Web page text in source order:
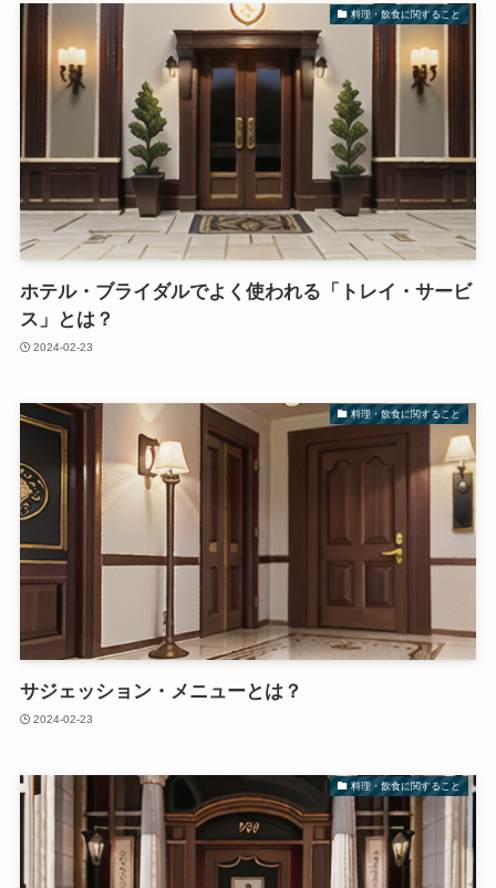
料理・飲食に関すること
ホテル・ブライダルでよく使われる「トレイ・サービ
ス」とは？
2024-02-23
料理・飲食に関すること
サジェッション・メニューとは？
2024-02-23
料理・飲食に関すること